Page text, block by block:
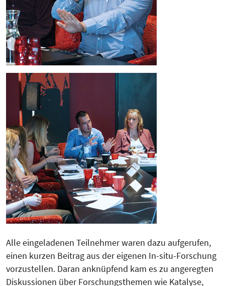
Alle eingeladenen Teilnehmer waren dazu aufgerufen,
einen kurzen Beitrag aus der eigenen In-situ-Forschung
vorzustellen. Daran anknüpfend kam es zu angeregten
Diskussionen über Forschungsthemen wie Katalyse,